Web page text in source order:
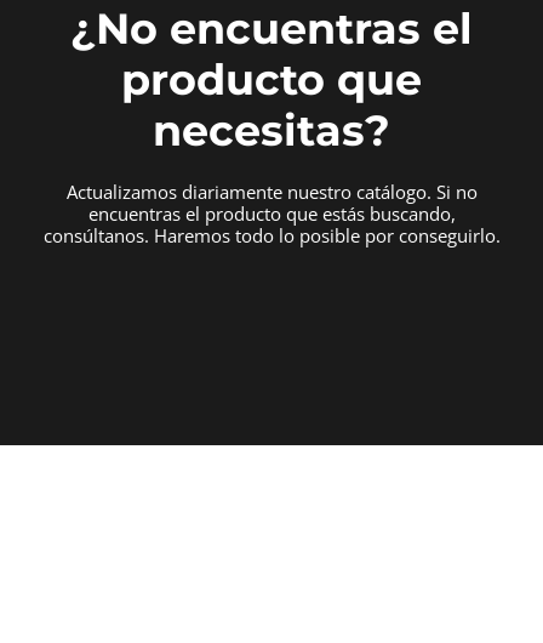
¿No encuentras el
producto que
necesitas?
Actualizamos diariamente nuestro catálogo. Si no
encuentras el producto que estás buscando,
consúltanos. Haremos todo lo posible por conseguirlo.